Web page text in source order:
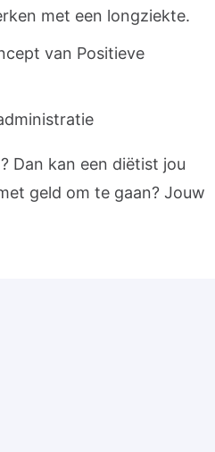
met een longziekte.
van Positieve
Dan kan een diëtist jou
geld om te gaan? Jouw